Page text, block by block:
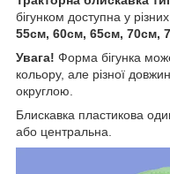
бігунком доступна у
55см, 60см, 65см, 70см,
Увага! Форма бігунка
кольору, але різної
округлою.
Блискавка пластиковa
або центральна.